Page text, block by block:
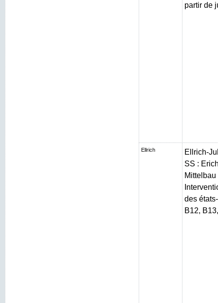
partir de
Ellrich
Ellrich-
SS :
Mittelbau
des
B12,